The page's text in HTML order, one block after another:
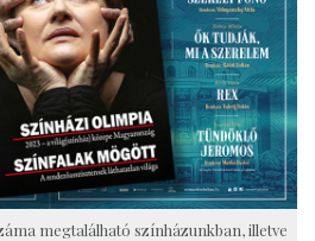
megtalálható színházunkban, illetve